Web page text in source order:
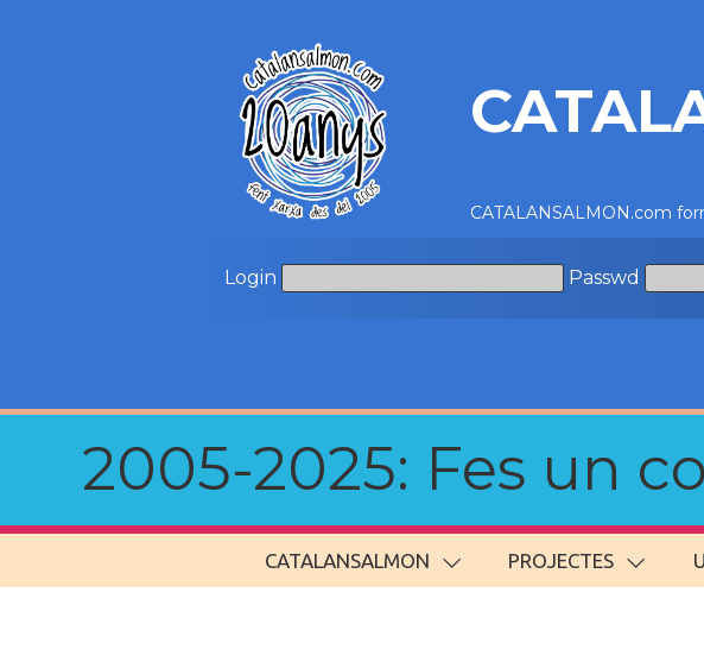
CATALANSALMON.com
Login Passwd
2005-2025: Fes un
CATALANSALMON PROJECTES